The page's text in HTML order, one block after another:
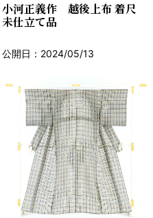
小河正義作 越後上布 着尺
未仕立て品
公開日：2024/05/13